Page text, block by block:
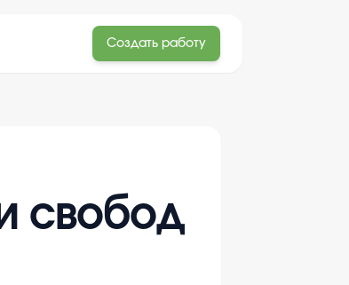
Создать работу
свобод